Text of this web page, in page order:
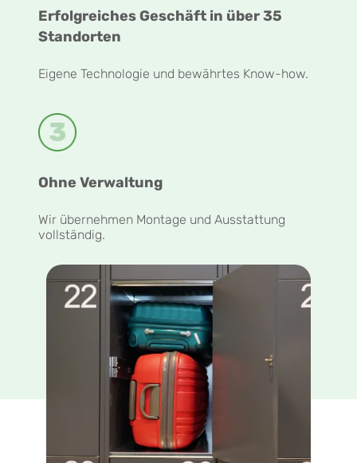
Erfolgreiches Geschäft in über 35
Standorten
Eigene Technologie und bewährtes Know-how.
Ohne Verwaltung
Wir übernehmen Montage und Ausstattung
vollständig.